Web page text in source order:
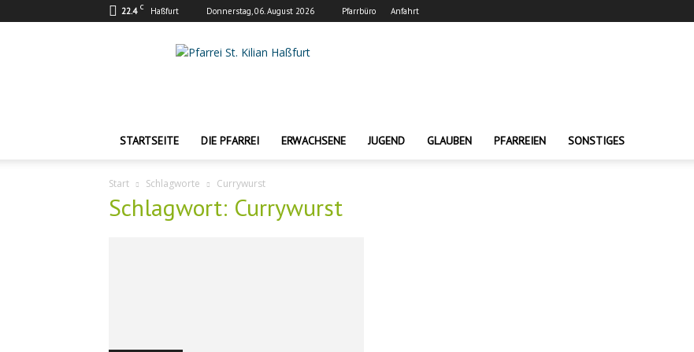
22.4 C Haßfurt Donnerstag, 06. August 2026 Pfarrbüro Anfahrt
Pfarrei
STARTSEITE DIE PFARREI ERWACHSENE JUGEND GLAUBEN PFARREIEN SONSTIGES
Start Schlagworte Currywurst
Schlagwort: Currywurst